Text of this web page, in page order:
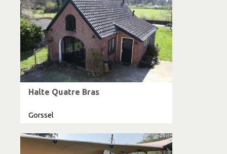
Halte Quatre Bras
Gorssel